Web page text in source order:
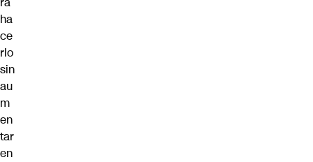
ha
ce
rlo
sin
au
m
en
tar
en